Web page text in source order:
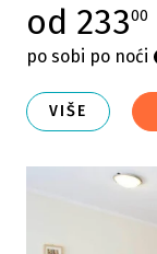
od 23300
po sobi po noći
VIŠE